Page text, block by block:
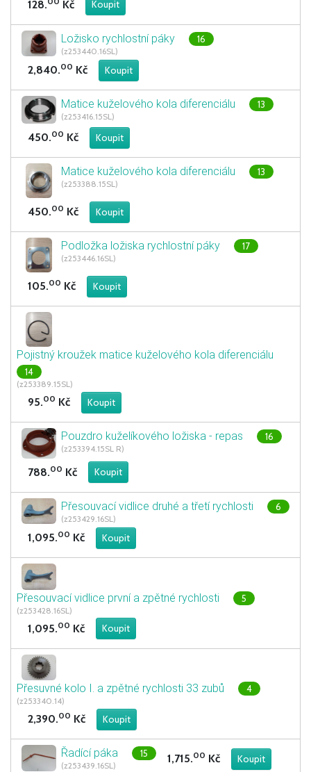
128. Kč
Ložisko rychlostní páky 16
(z253440.16SL)
2,840.00 Kč
Matice kuželového kola diferenciálu 13
(z253416.15SL)
450.00 Kč
Matice kuželového kola diferenciálu 13
(z253388.15SL)
450.00 Kč
Podložka ložiska rychlostní páky 17
(z253446.16SL)
105.00 Kč
Pojistný kroužek matice kuželového kola diferenciálu
14
(z253389.15SL)
95.00 Kč
Pouzdro kuželíkového ložiska - repas 16
(z253394.15SL R)
788.00 Kč
Přesouvací vidlice druhé a třetí rychlosti 6
(z253429.16SL)
1,095.00 Kč
Přesouvací vidlice první a zpětné rychlosti 5
(z253428.16SL)
1,095.00 Kč
Přesuvné kolo I. a zpětné rychlosti 33 zubů 4
(z253340.14)
2,390.00 Kč
Řadící páka 15
(z253439.16SL)
1,715.00 Kč